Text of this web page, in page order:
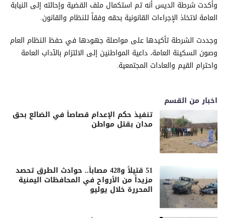
وأكدت شرطة الديس أنه تم استكمال ملف القضية وإحالته إلى النيابة
العامة لاتخاذ الإجراءات القانونية بحقه وفقاً للنظام والقانون.
وجددت الشرطة تأكيدها على مواصلة جهودها في حفظ النظام العام
وصون السكينة العامة، داعية المواطنين إلى الالتزام بالآداب العامة
واحترام القيم والعادات المجتمعية.
اخبار من القسم
تنفيذ حكم الإعدام قصاصاً في الضالع بحق
مدان بقتل مواطن
51 قتيلاً و428 مصاباً.. حوادث الطرق تحصد
مزيداً من الأرواح في المحافظات اليمنية
المحررة خلال يوليو